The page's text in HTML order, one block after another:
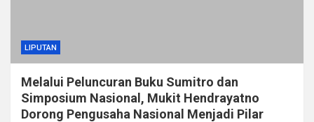
LIPUTAN
Melalui Peluncuran Buku Sumitro dan
Simposium Nasional, Mukit Hendrayatno
Dorong Pengusaha Nasional Menjadi Pilar